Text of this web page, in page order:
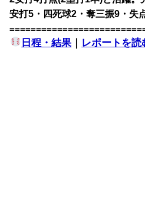
安打5・四死球2・奪三振9・失
日程・結果 ｜ レポートを読